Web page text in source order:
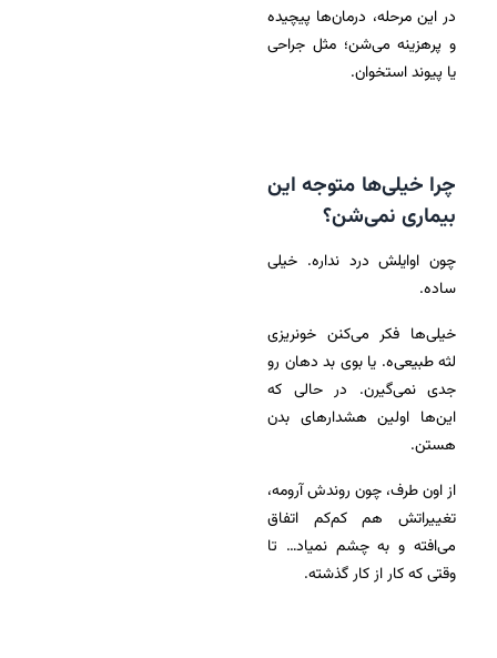
در این مرحله، درمان‌ها پیچیده
و پرهزینه می‌شن؛ مثل جراحی
یا پیوند استخوان.
چرا خیلی‌ها متوجه این
بیماری نمی‌شن؟
چون اوایلش درد نداره. خیلی
ساده.
خیلی‌ها فکر می‌کنن خونریزی
لثه طبیعی‌ه. یا بوی بد دهان رو
جدی نمی‌گیرن. در حالی که
این‌ها اولین هشدارهای بدن
هستن.
از اون طرف، چون روندش آرومه،
تغییراتش هم کم‌کم اتفاق
می‌افته و به چشم نمیاد… تا
وقتی که کار از کار گذشته.